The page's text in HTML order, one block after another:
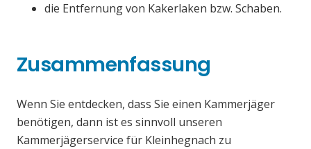
die Entfernung von Kakerlaken bzw. Schaben.
Zusammenfassung
Wenn Sie entdecken, dass Sie einen Kammerjäger
benötigen, dann ist es sinnvoll unseren
Kammerjägerservice für Kleinhegnach zu